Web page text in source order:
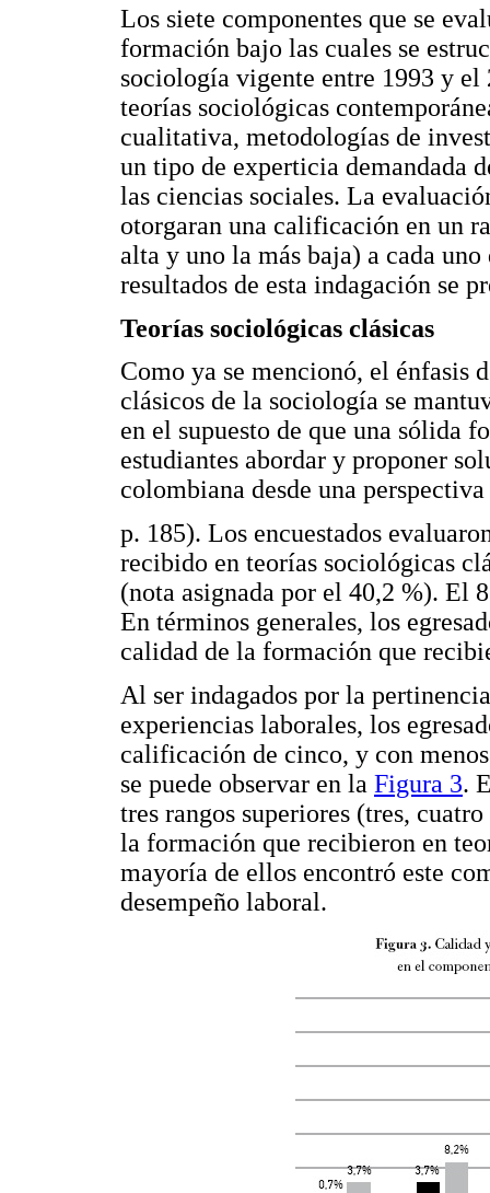
Los siete componentes que se
formación bajo las cuales se
sociología vigente entre 1993 y el
teorías sociológicas
cualitativa, metodologías de
un tipo de experticia demandada
las ciencias sociales. La
otorgaran una calificación en un
alta y uno la más baja) a cada
resultados de esta indagación se
Teorías sociológicas clásicas
Como ya se mencionó, el énfasis
clásicos de la sociología se
en el supuesto de que una sólida
estudiantes abordar y proponer
colombiana desde una
p. 185). Los encuestados
recibido en teorías sociológicas
(nota asignada por el 40,2 %). El
En términos generales, los
calidad de la formación que
Al ser indagados por la
experiencias laborales, los
calificación de cinco, y con
se puede observar en la Figura 3.
tres rangos superiores (tres,
la formación que recibieron en
mayoría de ellos encontró este
desempeño laboral.